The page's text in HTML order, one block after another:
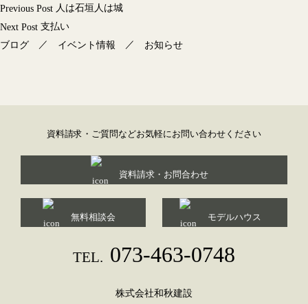
投
稿
ナ
Previous Post 人は石垣人は城
Next Post 支払い
ブログ ／ イベント情報 ／ お知らせ
資料請求・ご質問などお気軽にお問い合わせください
資料請求・お問合わせ
無料相談会 モデルハウス
TEL. 073-463-0748
株式会社和秋建設